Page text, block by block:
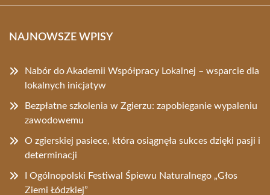
NAJNOWSZE WPISY
Nabór do Akademii Współpracy Lokalnej – wsparcie dla
lokalnych inicjatyw
Bezpłatne szkolenia w Zgierzu: zapobieganie wypaleniu
zawodowemu
O zgierskiej pasiece, która osiągnęła sukces dzięki pasji i
determinacji
I Ogólnopolski Festiwal Śpiewu Naturalnego „Głos
Ziemi Łódzkiej”